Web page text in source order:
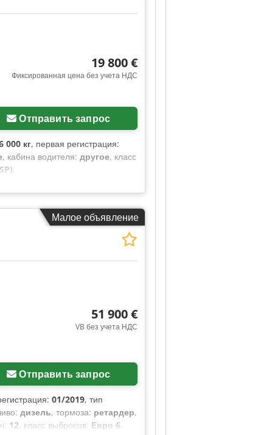
19 800 €
Фиксированная цена без учета НДС
Отправить запрос
000 кг, первая регистрация:
, кабина водителя: другое, класс
,
Малое объявление
51 900 €
VB без учета НДС
Отправить запрос
01/2019, тип
дизель, тормоза: ретардер,
12, класс выбросов: Евро 6,